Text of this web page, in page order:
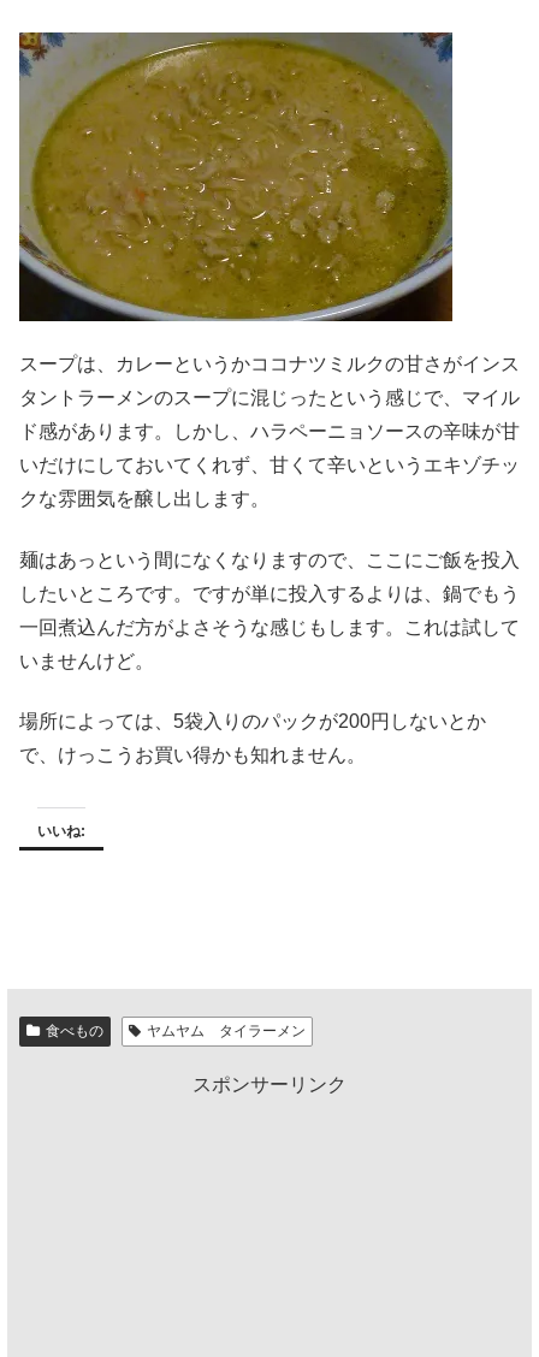
スープは、カレーというかココナツミルクの甘さがインス
タントラーメンのスープに混じったという感じで、マイル
ド感があります。しかし、ハラペーニョソースの辛味が甘
いだけにしておいてくれず、甘くて辛いというエキゾチッ
クな雰囲気を醸し出します。
麺はあっという間になくなりますので、ここにご飯を投入
したいところです。ですが単に投入するよりは、鍋でもう
一回煮込んだ方がよさそうな感じもします。これは試して
いませんけど。
場所によっては、5袋入りのパックが200円しないとか
で、けっこうお買い得かも知れません。
いいね:
食べもの ヤムヤム タイラーメン
スポンサーリンク